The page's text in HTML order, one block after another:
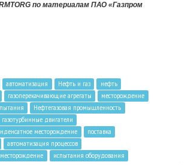
по материалам ПАО «Газпром
автоматизация Нефть и газ
нефть
газоперекачивающие агрегаты
месторождение
Нефтегазовая промышленность
газотурбинные двигатели
месторождение
поставка
автоматизация процессов
испытания оборудования